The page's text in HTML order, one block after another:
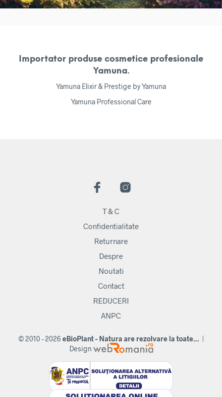
Importator produse cosmetice profesionale
Yamuna.
Yamuna Elixir & Prestige by Yamuna
Yamuna Professional Care
T & C
Confidentialitate
Returnare
Despre
Noutati
Contact
REDUCERI
ANPC
© 2010 - 2026 eBioPlant - Natura are rezolvare la toate... |
Design